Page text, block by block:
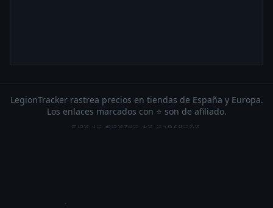
LegionTracker rastrea precios en tiendas de España y Europa.
Los enlaces marcados con ⭐ son de afiliado.
QUE LA FUERZA TE ACOMPAÑE